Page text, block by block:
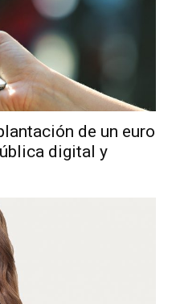
de un euro
digital y